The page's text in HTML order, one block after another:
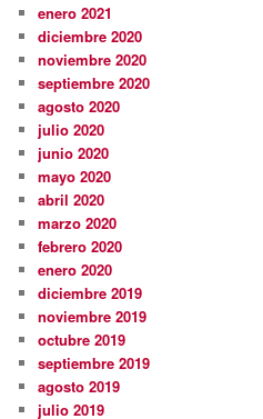
enero 2021
diciembre 2020
noviembre 2020
septiembre 2020
agosto 2020
julio 2020
junio 2020
mayo 2020
abril 2020
marzo 2020
febrero 2020
enero 2020
diciembre 2019
noviembre 2019
octubre 2019
septiembre 2019
agosto 2019
julio 2019